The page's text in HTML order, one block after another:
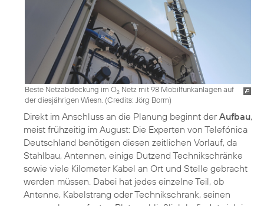
Beste Netzabdeckung im O2 Netz mit 98 Mobilfunkanlagen auf
der diesjährigen Wiesn. (Credits: Jörg Borm)
Direkt im Anschluss an die Planung beginnt derAufbau,
meist frühzeitig im August: Die Experten von Telefónica
Deutschland benötigen diesen zeitlichen Vorlauf, da
Stahlbau, Antennen, einige Dutzend Technikschränke
sowie viele Kilometer Kabel an Ort und Stelle gebracht
werden müssen. Dabei hat jedes einzelne Teil, ob
Antenne, Kabelstrang oder Technikschrank, seinen